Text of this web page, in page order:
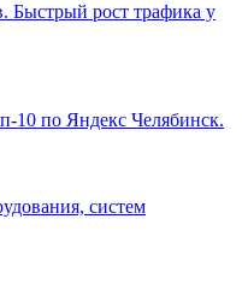
Быстрый рост трафика у
10 по Яндекс Челябинск.
систем